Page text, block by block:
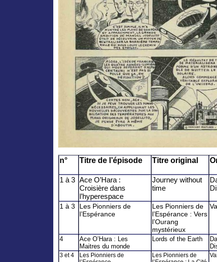
n° Titre de l’épisode Titre original
1 à 3 Ace O’Hara :
Croisière dans
l’hyperespace
Journey without
time
1 à 3
Les Pionniers de
l’Espérance
Les Pionniers de
l’Espérance : Vers
l’Ourang
mystérieux
4
Ace O’Hara : Les
Maitres du monde
Lords of the Earth
3 et 4
Les Pionniers de
Les Pionniers de